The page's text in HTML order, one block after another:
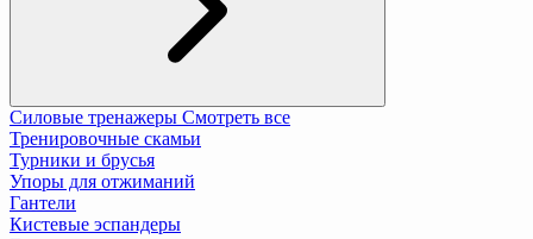
Силовые тренажеры Смотреть все
Тренировочные скамьи
Турники и брусья
Упоры для отжиманий
Гантели
Кистевые эспандеры